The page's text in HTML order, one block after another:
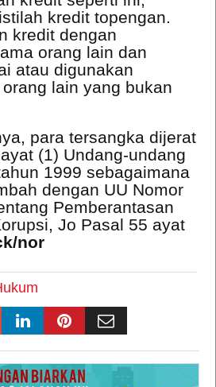
kredit topengan.
kredit dengan
orang lain dan
atau digunakan
lain yang bukan
para tersangka dijerat
(1) Undang-undang
1999 sebagaimana
dengan UU Nomor
Pemberantasan
Jo Pasal 55 ayat
nor